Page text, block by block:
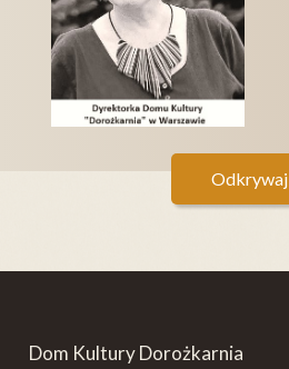
Odkrywaj
Dom Kultury Dorożkarnia